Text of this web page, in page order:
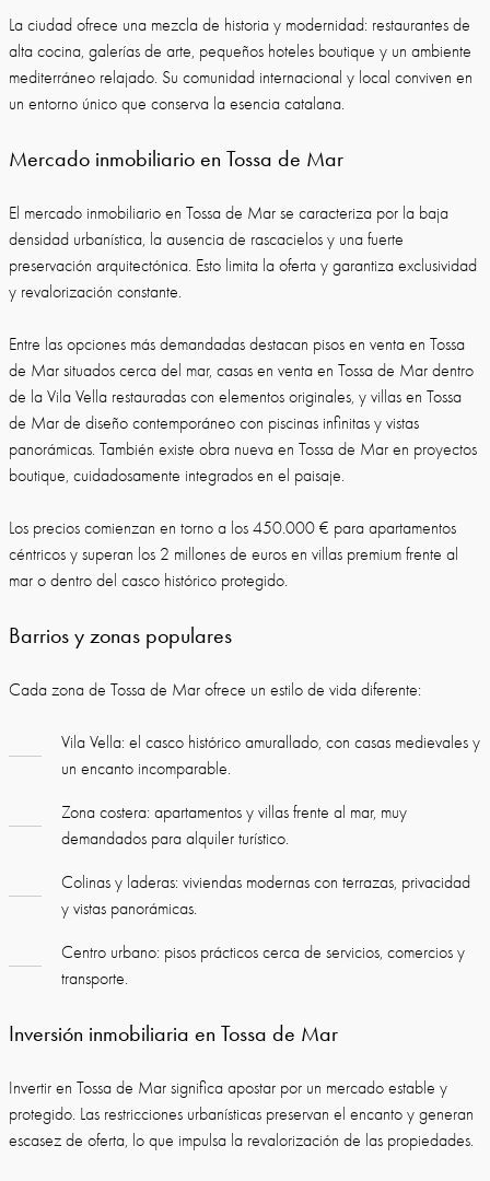
La ciudad ofrece una mezcla de historia y modernidad: restaurantes de
alta cocina, galerías de arte, pequeños hoteles boutique y un ambiente
mediterráneo relajado. Su comunidad internacional y local conviven en
un entorno único que conserva la esencia catalana.
Mercado inmobiliario en Tossa de Mar
El mercado inmobiliario en Tossa de Mar se caracteriza por la baja
densidad urbanística, la ausencia de rascacielos y una fuerte
preservación arquitectónica. Esto limita la oferta y garantiza exclusividad
y revalorización constante.
Entre las opciones más demandadas destacan pisos en venta en Tossa
de Mar situados cerca del mar, casas en venta en Tossa de Mar dentro
de la Vila Vella restauradas con elementos originales, y villas en Tossa
de Mar de diseño contemporáneo con piscinas infinitas y vistas
panorámicas. También existe obra nueva en Tossa de Mar en proyectos
boutique, cuidadosamente integrados en el paisaje.
Los precios comienzan en torno a los 450.000 € para apartamentos
céntricos y superan los 2 millones de euros en villas premium frente al
mar o dentro del casco histórico protegido.
Barrios y zonas populares
Cada zona de Tossa de Mar ofrece un estilo de vida diferente:
Vila Vella: el casco histórico amurallado, con casas medievales y
un encanto incomparable.
Zona costera: apartamentos y villas frente al mar, muy
demandados para alquiler turístico.
Colinas y laderas: viviendas modernas con terrazas, privacidad
y vistas panorámicas.
Centro urbano: pisos prácticos cerca de servicios, comercios y
transporte.
Inversión inmobiliaria en Tossa de Mar
Invertir en Tossa de Mar significa apostar por un mercado estable y
protegido. Las restricciones urbanísticas preservan el encanto y generan
escasez de oferta, lo que impulsa la revalorización de las propiedades.